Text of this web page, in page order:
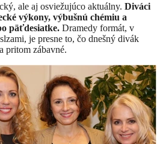
ale aj osviežujúco aktuálny. Diváci
výkony, výbušnú chémiu a
päťdesiatke. Dramedy formát, v
je presne to, čo dnešný divák
pritom zábavné.